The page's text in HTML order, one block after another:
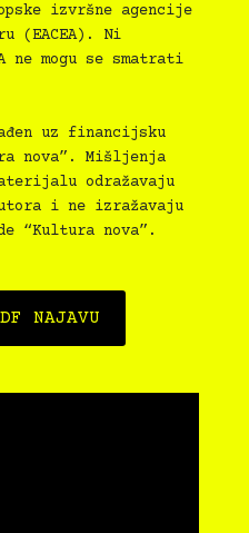
izvršne agencije
(EACEA). Ni
ne mogu se smatrati
uz financijsku
nova”. Mišljenja
odražavaju
i ne izražavaju
“Kultura nova”.
NAJAVU